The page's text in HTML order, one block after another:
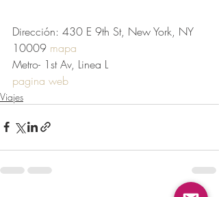
Dirección: 430 E 9th St, New York, NY
10009 mapa
Metro- 1st Av, Linea L
pagina web
Viajes